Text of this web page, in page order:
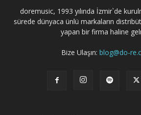
doremusic, 1993 yılında İzmir`de
sürede dünyaca ünlü markaların
yapan bir firma haline
Bize Ulaşın: blog@do-